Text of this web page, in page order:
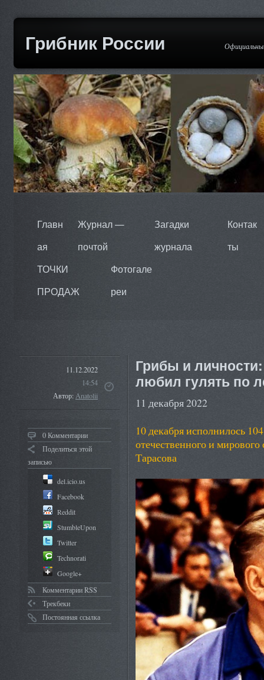
Грибник России
Главн
ая
Журнал —
почтой
Загадки
журнала
Контак
ты
ТОЧКИ
ПРОДАЖ
Фотогале
реи
11.12.2022
14:54
Автор:Anatolii
0 Комментарии
Поделиться этой
записью
del.icio.us
Facebook
Reddit
StumbleUpon
Twitter
Technorati
Google+
Комментарии RSS
Трекбеки
Постоянная ссылка
Грибы и
любил гулять по
11 декабря 2022
10 декабря исполнилось
отечественного и
Тарасова